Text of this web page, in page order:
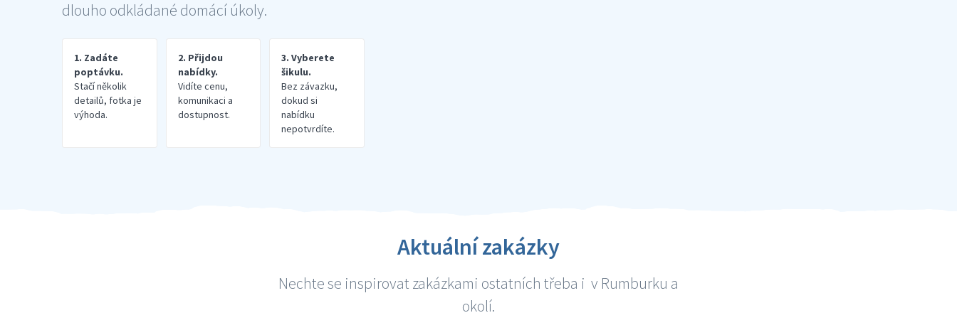
dlouho odkládané domácí úkoly.
1. Zadáte
poptávku.
Stačí několik
detailů, fotka je
výhoda.
2. Přijdou
nabídky.
Vidíte cenu,
komunikaci a
dostupnost.
3. Vyberete
šikulu.
Bez závazku,
dokud si
nabídku
nepotvrdíte.
Aktuální zakázky
Nechte se inspirovat zakázkami ostatních třeba i v Rumburku a
okolí.